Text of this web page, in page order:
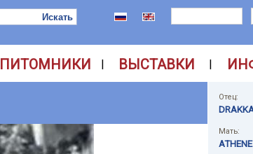
ПИТОМНИКИ | ВЫСТАВКИ |
Отец:
Мать: